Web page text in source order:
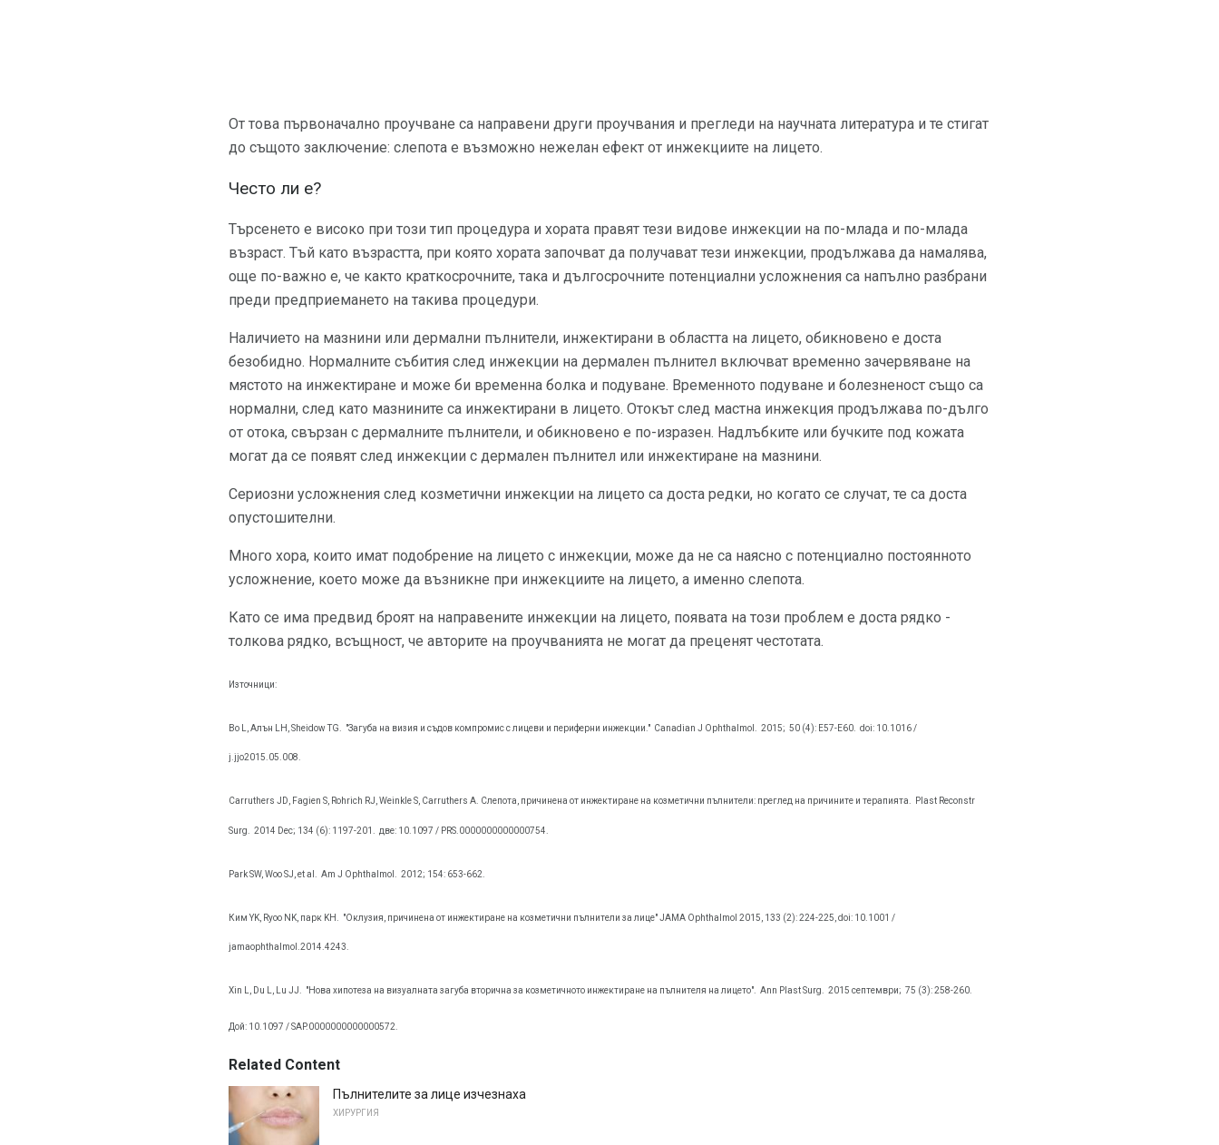
От това първоначално проучване са направени други проучвания и прегледи на научната литература и те стигат
до същото заключение: слепота е възможно нежелан ефект от инжекциите на лицето.
Често ли е?
Търсенето е високо при този тип процедура и хората правят тези видове инжекции на по-млада и по-млада
възраст. Тъй като възрастта, при която хората започват да получават тези инжекции, продължава да намалява,
още по-важно е, че както краткосрочните, така и дългосрочните потенциални усложнения са напълно разбрани
преди предприемането на такива процедури.
Наличието на мазнини или дермални пълнители, инжектирани в областта на лицето, обикновено е доста
безобидно. Нормалните събития след инжекции на дермален пълнител включват временно зачервяване на
мястото на инжектиране и може би временна болка и подуване. Временното подуване и болезненост също са
нормални, след като мазнините са инжектирани в лицето. Отокът след мастна инжекция продължава по-дълго
от отока, свързан с дермалните пълнители, и обикновено е по-изразен. Надлъбките или бучките под кожата
могат да се появят след инжекции с дермален пълнител или инжектиране на мазнини.
Сериозни усложнения след козметични инжекции на лицето са доста редки, но когато се случат, те са доста
опустошителни.
Много хора, които имат подобрение на лицето с инжекции, може да не са наясно с потенциално постоянното
усложнение, което може да възникне при инжекциите на лицето, а именно слепота.
Като се има предвид броят на направените инжекции на лицето, появата на този проблем е доста рядко -
толкова рядко, всъщност, че авторите на проучванията не могат да преценят честотата.
Източници:
Bo L, Алън LH, Sheidow TG. "Загуба на визия и съдов компромис с лицеви и периферни инжекции." Canadian J Ophthalmol. 2015; 50 (4): E57-E60. doi: 10.1016 /
j.jjo2015.05.008.
Carruthers JD, Fagien S, Rohrich RJ, Weinkle S, Carruthers A. Слепота, причинена от инжектиране на козметични пълнители: преглед на причините и терапията. Plast Reconstr
Surg. 2014 Dec; 134 (6): 1197-201. две: 10.1097 / PRS.0000000000000754.
Park SW, Woo SJ, et al. Am J Ophthalmol. 2012; 154: 653-662.
Ким YK, Ryoo NK, парк KH. "Оклузия, причинена от инжектиране на козметични пълнители за лице" JAMA Ophthalmol 2015, 133 (2): 224-225, doi: 10.1001 /
jamaophthalmol.2014.4243.
Xin L, Du L, Lu JJ. "Нова хипотеза на визуалната загуба вторична за козметичното инжектиране на пълнителя на лицето". Ann Plast Surg. 2015 септември; 75 (3): 258-260.
Дой: 10.1097 / SAP.0000000000000572.
Related Content
Пълнителите за лице изчезнаха
ХИРУРГИЯ